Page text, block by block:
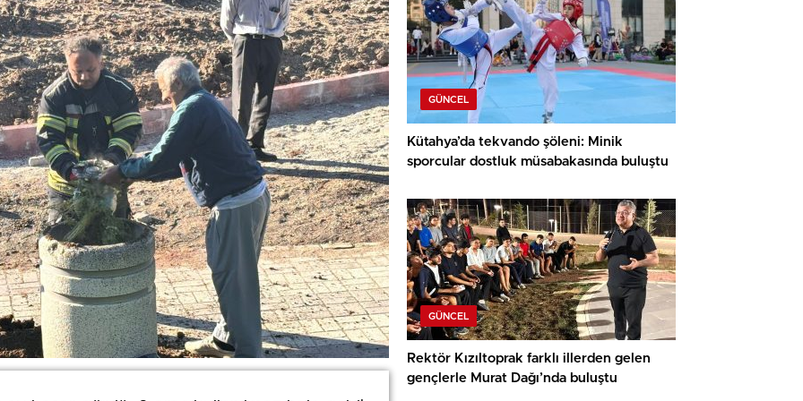
GÜNCEL
Kütahya’da tekvando şöleni: Minik
sporcular dostluk müsabakasında buluştu
GÜNCEL
Rektör Kızıltoprak farklı illerden gelen
gençlerle Murat Dağı’nda buluştu